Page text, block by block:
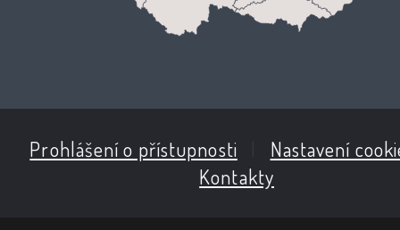
Prohlášení o přístupnosti
Nastavení
Kontakty